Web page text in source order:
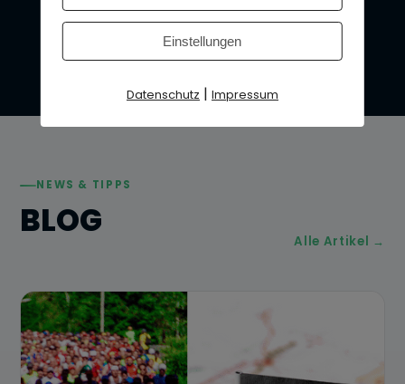
NEWS & TIPPS
BLOG Alle Artikel →
Einstellungen
Datenschutz | Impressum